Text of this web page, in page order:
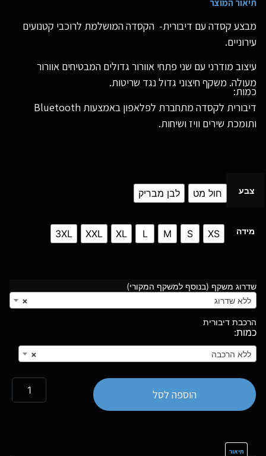
תיאור המוצר
מבצע קסדה עם דיבורית- הקסדה המושלמת לרוכבי קטנועים
עירוניים.
עיצוב מודרני עם שני פתחי אוורור גדולים המבטיחים אוורור
מעולה. משקף חיצוני גדול נגד שריטות.
דיבורית לקסדה מתחברת לפלאפון באמצעות Bluetooth
ותומכת שירים וויז ושיחות.
צבע חול מט לבן מבריק
מידה XS
S
M
L
XL
XXL
3XL
שדרוג משקף (בנוסף למשקף המקורי)
×
ללא שדרוג
הרכבת דיבורית
× ללא הרכבה
הוספה לסל
תיאור